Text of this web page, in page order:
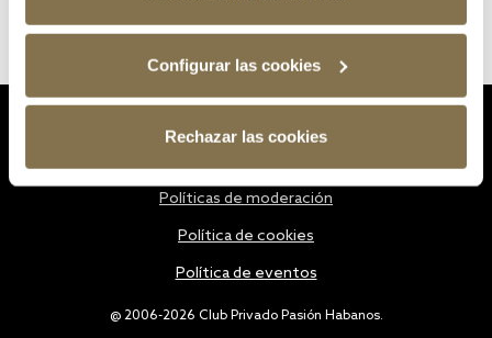
Configurar las cookies
Rechazar las cookies
@ 2006-2026 Club Privado Pasión Habanos.
Políticas de moderación
Política de cookies
Política de eventos